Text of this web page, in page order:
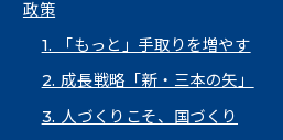
政策
1. 「もっと」手取りを増やす
2. 成長戦略「新・三本の矢」
3. 人づくりこそ、国づくり